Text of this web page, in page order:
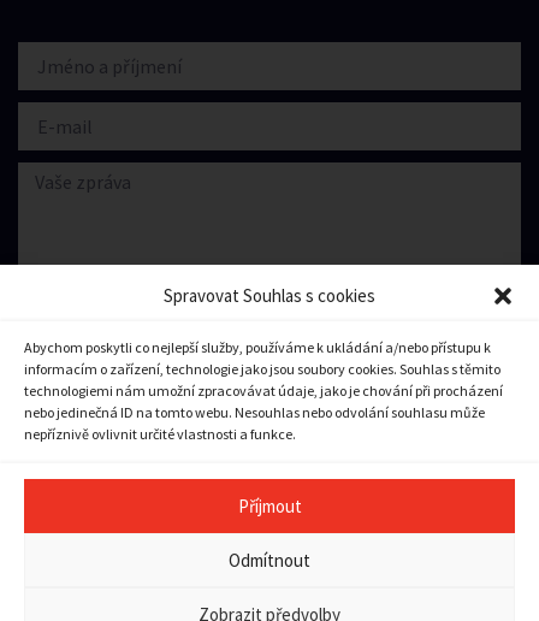
Spravovat Souhlas s cookies
Abychom poskytli co nejlepší služby, používáme k ukládání a/nebo přístupu k
informacím o zařízení, technologie jako jsou soubory cookies. Souhlas s těmito
technologiemi nám umožní zpracovávat údaje, jako je chování při procházení
nebo jedinečná ID na tomto webu. Nesouhlas nebo odvolání souhlasu může
nepříznivě ovlivnit určité vlastnosti a funkce.
Příjmout
Odmítnout
Zobrazit předvolby
Souhlasím se zpracováníosobních údajů.
Odeslat zprávu
Copyright © 2023 město Pilníkov
přístupnosti a použitelnosti